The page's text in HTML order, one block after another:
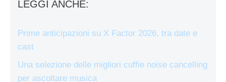
LEGGI ANCHE:
Prime anticipazioni su X Factor 2026, tra date e
cast
Una selezione delle migliori cuffie noise cancelling
per ascoltare musica